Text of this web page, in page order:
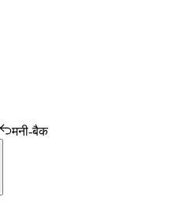
मनी-बैक